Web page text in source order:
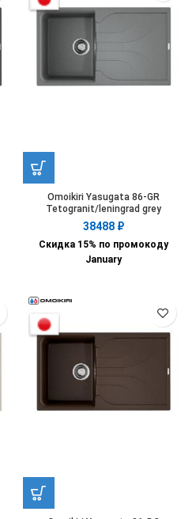
Omoikiri Yasugata 86-GR
Tetogranit/leningrad grey
38488 ₽
Скидка 15% по промокоду
January